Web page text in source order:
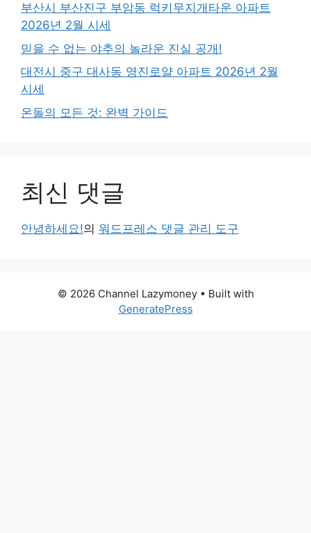
부산시 부산진구 부암동 럭키무지개타운 아파트
2026년 2월 시세
믿을 수 없는 야추의 놀라운 진실 공개!
대전시 중구 대사동 영진로얄 아파트 2026년 2월
시세
온돌의 모든 것: 완벽 가이드
최신 댓글
안녕하세요!의 워드프레스 댓글 관리 도구
© 2026 Channel Lazymoney• Built with
GeneratePress